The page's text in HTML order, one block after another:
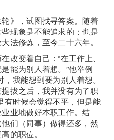
》，试图找寻答案。随着
现象是不能追求的；也是
法修炼，至今二十六年。
改变着自己：“在工作上、
能为别人着想。”他举例
我能想到要为别人着想。
拔之后，我并没有为了职
有时候会觉得不平，但是能
业地做好本职工作。结
们（同事）做得还多，然
的职位。